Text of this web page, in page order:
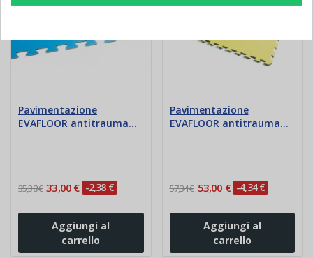
Pavimentazione
EVAFLOOR antitrauma
35,38 € 33,00 € -2,38 €
Aggiungi al
carrello
Pavimentazione
EVAFLOOR antitrauma
57,34 € 53,00 € -4,34 €
Aggiungi al
carrello